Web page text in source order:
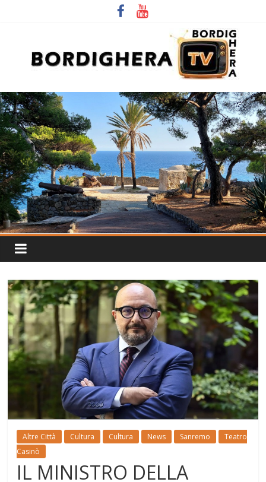
Altre Città Cultura Cultura News Sanremo
Teatro
Casinò
IL MINISTRO DELLA